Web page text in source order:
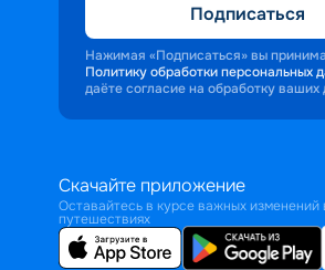
Подписаться
Нажимая «Подписаться» вы
Политику обработки персональных
даёте согласие на обработку ваших
Скачайте приложение
Оставайтесь в курсе важных изменений
путешествиях